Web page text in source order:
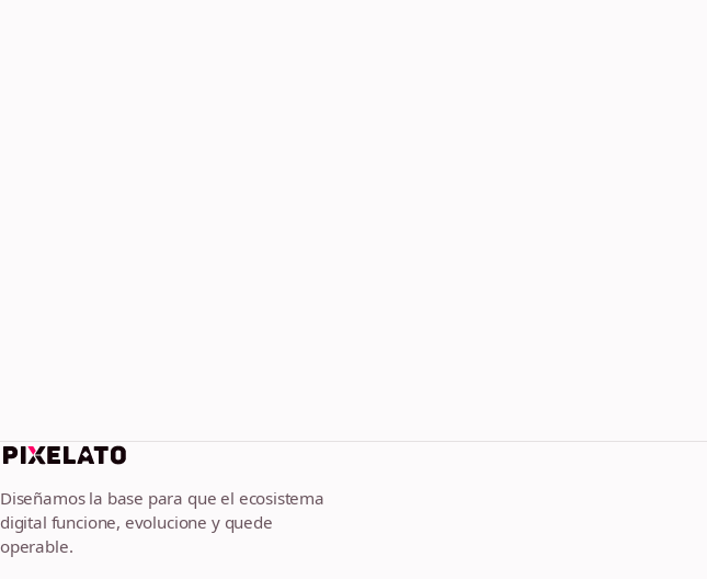
Diseñamos la base para que el ecosistema
digital funcione, evolucione y quede
operable.